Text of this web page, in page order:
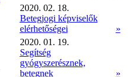
2020. 02. 18.
Betegjogi képviselők
elérhetőségei
»
2020. 01. 19.
Segítség
gyógyszerésznek,
betegnek
»